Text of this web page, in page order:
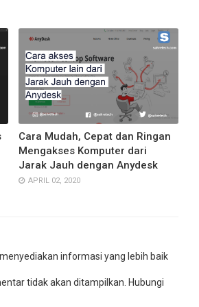
Cara Mudah, Cepat dan Ringan
Mengakses Komputer dari
Jarak Jauh dengan Anydesk
APRIL 02, 2020
informasi yang lebih baik
tidak akan ditampilkan. Hubungi